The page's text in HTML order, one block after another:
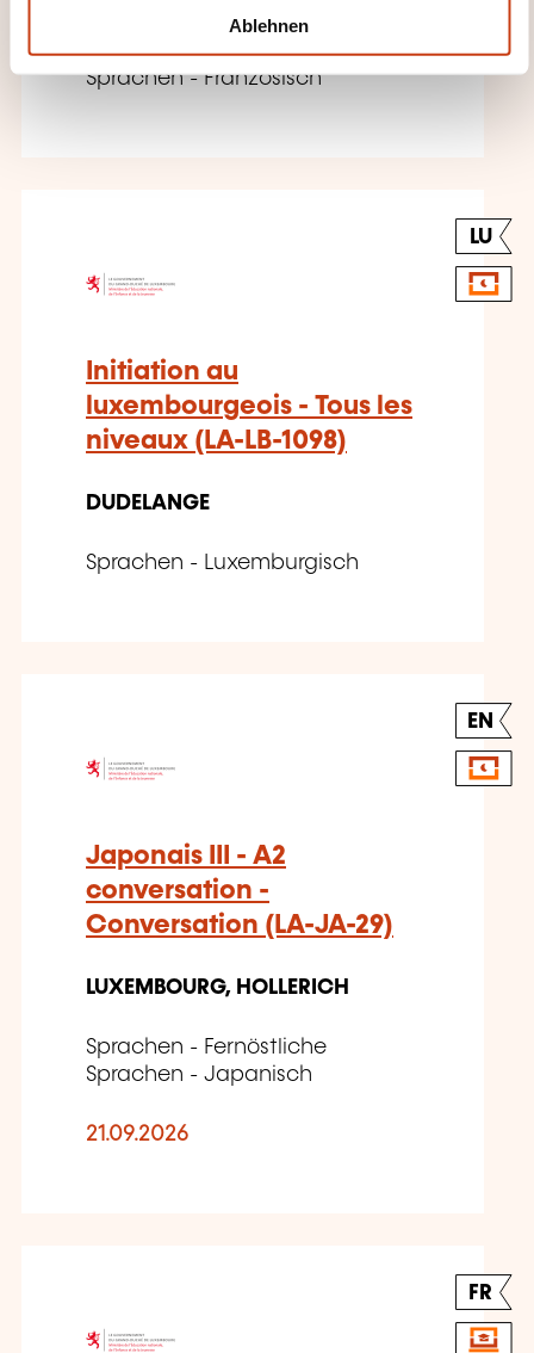
Ablehnen
BLENDED-LEARNING
Sprachen - Französisch
LU
Initiation au
luxembourgeois - Tous les
niveaux (LA-LB-1098)
DUDELANGE
Sprachen - Luxemburgisch
EN
Japonais III - A2
conversation -
Conversation (LA-JA-29)
LUXEMBOURG, HOLLERICH
Sprachen - Fernöstliche
Sprachen - Japanisch
21.09.2026
FR